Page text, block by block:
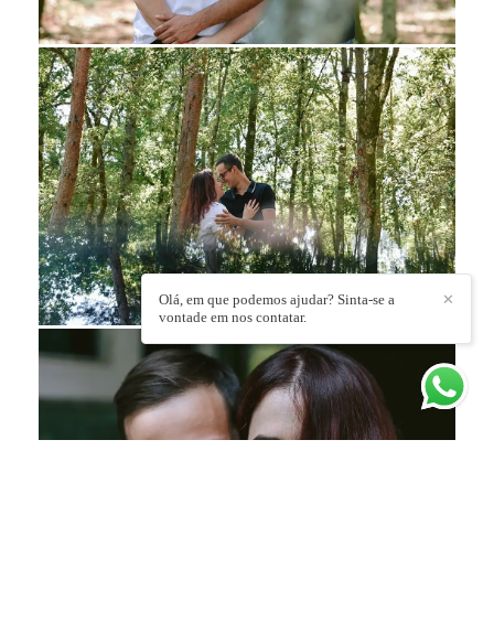
✕
Olá, em que podemos ajudar? Sinta-se a
vontade em nos contatar.